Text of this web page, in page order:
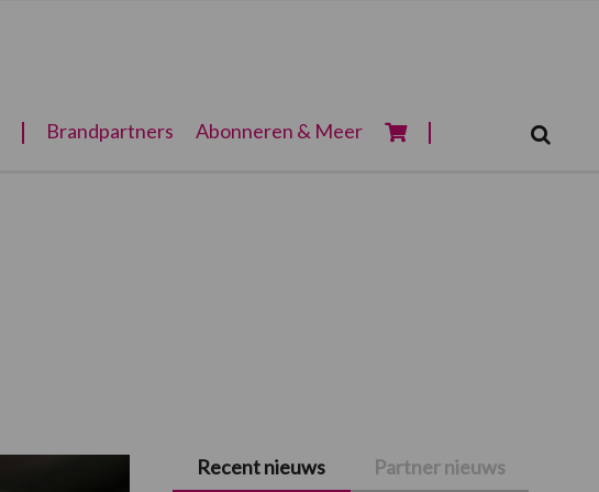
Brandpartners Abonneren & Meer
Primaire
Recent nieuws Partner nieuws